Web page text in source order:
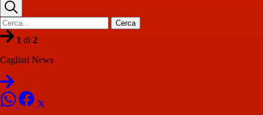
Cerca
1 di 2
Cagliari News